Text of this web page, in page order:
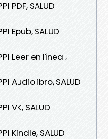
PDF, SALUD
Epub, SALUD
Leer en línea ,
Audiolibro, SALUD
VK, SALUD
Kindle, SALUD